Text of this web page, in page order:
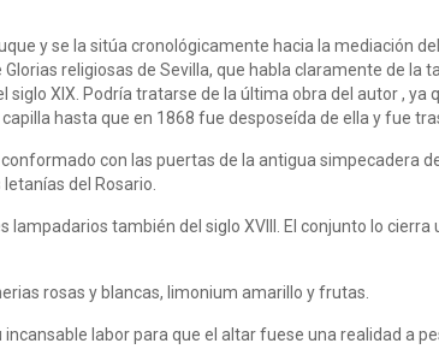
y se la sitúa cronológicamente hacia la mediación
religiosas de Sevilla, que habla claramente de la
XIX. Podría tratarse de la última obra del autor ,
hasta que en 1868 fue desposeída de ella y fue
con las puertas de la antigua simpecadera
del Rosario.
también del siglo XVIII. El conjunto lo
rosas y blancas, limonium amarillo y frutas.
labor para que el altar fuese una realidad a